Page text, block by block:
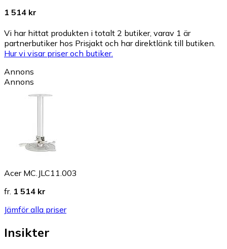
1 514 kr
Vi har hittat produkten i totalt 2 butiker, varav 1 är
partnerbutiker hos Prisjakt och har direktlänk till butiken.
Hur vi visar priser och butiker.
Annons
Annons
Acer MC.JLC11.003
fr. 1 514 kr
Jämför alla priser
Insikter